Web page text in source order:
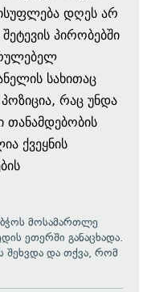
დღეს არ
პირობებში
სახითაც
რაც უნდა
თანამდებობის
ქვეყნის
მოსამართლე
ეთერში განაცხადა.
შეხვდა და თქვა, რომ